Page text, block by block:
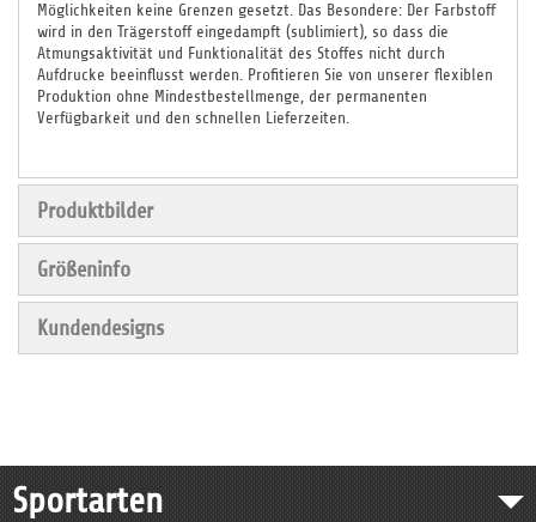
Möglichkeiten keine Grenzen gesetzt. Das Besondere: Der Farbstoff
wird in den Trägerstoff eingedampft (sublimiert), so dass die
Atmungsaktivität und Funktionalität des Stoffes nicht durch
Aufdrucke beeinflusst werden. Profitieren Sie von unserer flexiblen
Produktion ohne Mindestbestellmenge, der permanenten
Verfügbarkeit und den schnellen Lieferzeiten.
Produktbilder
Größeninfo
Kundendesigns
Sportarten